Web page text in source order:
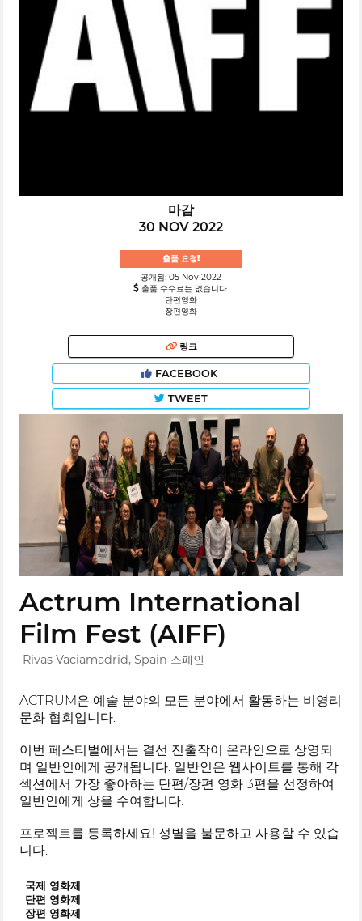
마감
30 NOV 2022
출품 요청!
공개됨: 05 Nov 2022
출품 수수료는 없습니다.
단편영화
장편영화
링크
FACEBOOK
TWEET
Actrum International
Film Fest (AIFF)
Rivas Vaciamadrid, Spain 스페인
ACTRUM은 예술 분야의 모든 분야에서 활동하는 비영리
문화 협회입니다.
이번 페스티벌에서는 결선 진출작이 온라인으로 상영되
며 일반인에게 공개됩니다. 일반인은 웹사이트를 통해 각
섹션에서 가장 좋아하는 단편/장편 영화 3편을 선정하여
일반인에게 상을 수여합니다.
프로젝트를 등록하세요! 성별을 불문하고 사용할 수 있습
니다.
국제 영화제
단편 영화제
장편 영화제